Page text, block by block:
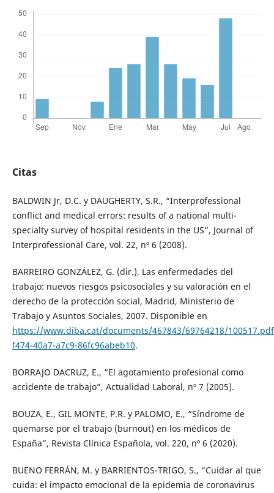
Citas
BALDWIN Jr, D.C. y DAUGHERTY, S.R., “Interprofessional
conflict and medical errors: results of a national multi-
specialty survey of hospital residents in the US”, Journal of
Interprofessional Care, vol. 22, nº 6 (2008).
BARREIRO GONZÁLEZ, G. (dir.), Las enfermedades del
trabajo: nuevos riesgos psicosociales y su valoración en el
derecho de la protección social, Madrid, Ministerio de
Trabajo y Asuntos Sociales, 2007. Disponible en
https://www.diba.cat/documents/467843/69764218/
f474-40a7-a7c9-86fc96abeb10.
BORRAJO DACRUZ, E., “El agotamiento profesional como
accidente de trabajo”, Actualidad Laboral, nº 7 (2005).
BOUZA, E., GIL MONTE, P.R. y PALOMO, E., “Síndrome de
quemarse por el trabajo (burnout) en los médicos de
España”, Revista Clínica Española, vol. 220, nº 6 (2020).
BUENO FERRÁN, M. y BARRIENTOS-TRIGO, S., “Cuidar al que
cuida: el impacto emocional de la epidemia de coronavirus